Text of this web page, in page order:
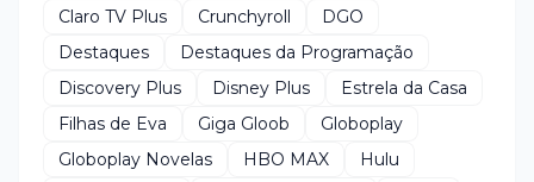
Claro TV Plus
Crunchyroll
DGO
Destaques
Destaques da Programação
Discovery Plus
Disney Plus
Estrela da Casa
Filhas de Eva
Giga Gloob
Globoplay
Globoplay Novelas
HBO MAX
Hulu